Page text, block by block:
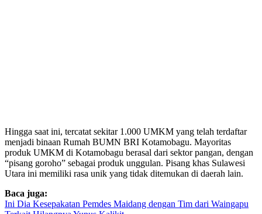
Hingga saat ini, tercatat sekitar 1.000 UMKM yang telah terdaftar
menjadi binaan Rumah BUMN BRI Kotamobagu. Mayoritas
produk UMKM di Kotamobagu berasal dari sektor pangan, dengan
“pisang goroho” sebagai produk unggulan. Pisang khas Sulawesi
Utara ini memiliki rasa unik yang tidak ditemukan di daerah lain.
Baca juga:
Ini Dia Kesepakatan Pemdes Maidang dengan Tim dari Waingapu